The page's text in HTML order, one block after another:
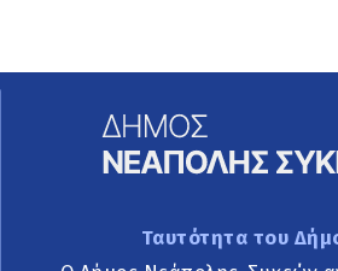
Ταυτότητα του